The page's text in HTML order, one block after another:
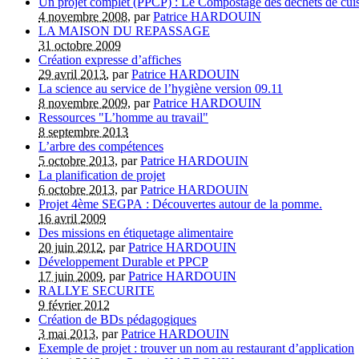
4 novembre 2008, parPatrice HARDOUIN
LA MAISON DU REPASSAGE
31 octobre 2009
Création expresse d’affiches
29 avril 2013, parPatrice HARDOUIN
La science au service de l’hygiène version 09.11
8 novembre 2009, parPatrice HARDOUIN
Ressources "L’homme au travail"
8 septembre 2013
L’arbre des compétences
5 octobre 2013, parPatrice HARDOUIN
La planification de projet
6 octobre 2013, parPatrice HARDOUIN
Projet 4ème SEGPA : Découvertes autour de la pomme.
16 avril 2009
Des missions en étiquetage alimentaire
20 juin 2012, parPatrice HARDOUIN
Développement Durable et PPCP
17 juin 2009, parPatrice HARDOUIN
RALLYE SECURITE
9 février 2012
Création de BDs pédagogiques
3 mai 2013, parPatrice HARDOUIN
Exemple de projet : trouver un nom au restaurant d’application